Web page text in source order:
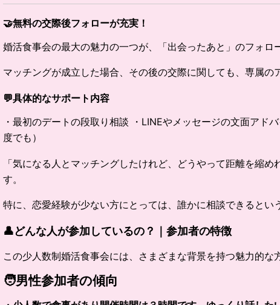
🤝無料の交際後フォローが充実！
婚活食事会の最大の魅力の一つが、「出会ったあと」のフォロ
マッチングが成立した場合、その後の交際に関しても、専属の
💬具体的なサポート内容
・最初のデートの段取り相談 ・LINEやメッセージの文面ア
度でも）
「気になる人とマッチングしたけれど、どうやって距離を縮
す。
特に、恋愛経験が少ない方にとっては、誰かに相談できるとい
👤どんな人が参加しているの？｜参加者の特徴
この少人数制婚活食事会には、さまざまな背景を持つ魅力的な
🧑男性参加者の傾向